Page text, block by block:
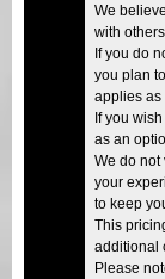
We
with
If you do
you plan
applies as
If you
as an
We do not
your
to keep
This
additional
Please